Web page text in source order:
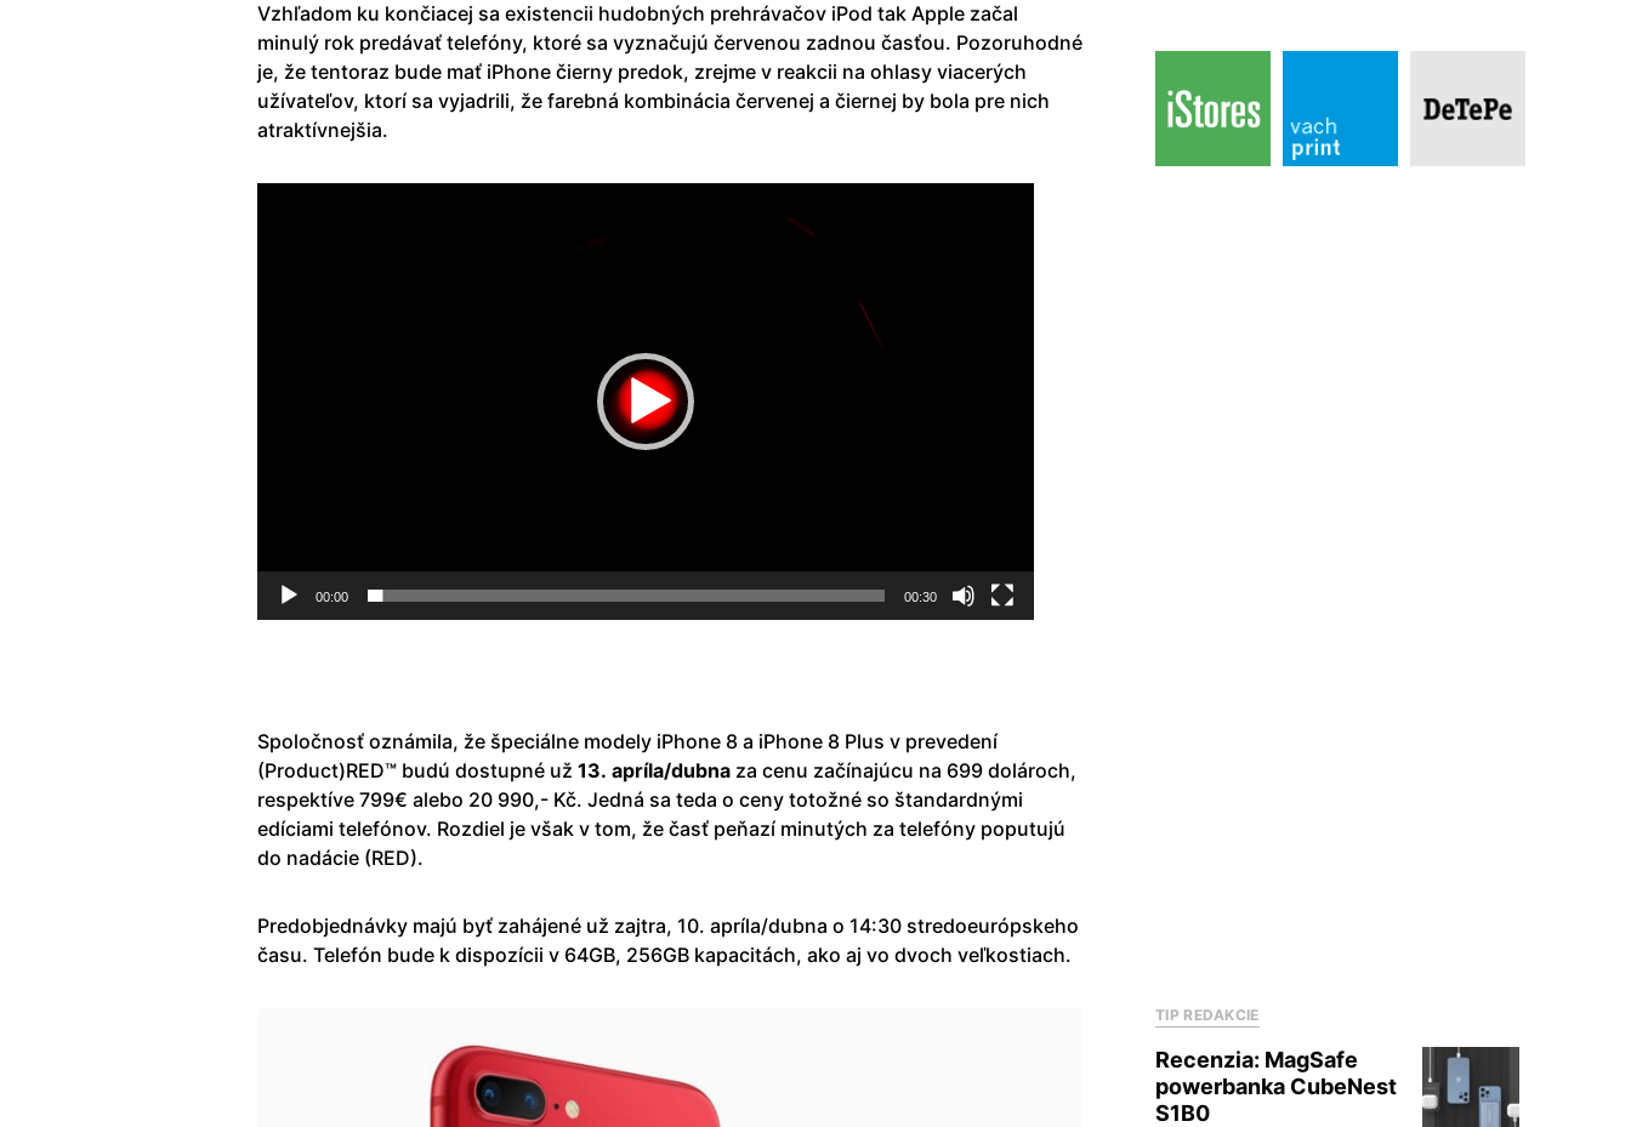
Vzhľadom ku končiacej sa existencii hudobných prehrávačov iPod tak Apple začal
minulý rok predávať telefóny, ktoré sa vyznačujú červenou zadnou časťou. Pozoruhodné
je, že tentoraz bude mať iPhone čierny predok, zrejme v reakcii na ohlasy viacerých
užívateľov, ktorí sa vyjadrili, že farebná kombinácia červenej a čiernej by bola pre nich
atraktívnejšia.
00:00 00:30
Spoločnosť oznámila, že špeciálne modely iPhone 8 a iPhone 8 Plus v prevedení
(Product)RED™ budú dostupné už 13. apríla/dubna za cenu začínajúcu na 699 dolároch,
respektíve 799€ alebo 20 990,- Kč. Jedná sa teda o ceny totožné so štandardnými
edíciami telefónov. Rozdiel je však v tom, že časť peňazí minutých za telefóny poputujú
do nadácie (RED).
Predobjednávky majú byť zahájené už zajtra, 10. apríla/dubna o 14:30 stredoeurópskeho
času. Telefón bude k dispozícii v 64GB, 256GB kapacitách, ako aj vo dvoch veľkostiach.
TIP REDAKCIE
Recenzia: MagSafe
powerbanka CubeNest
S1B0